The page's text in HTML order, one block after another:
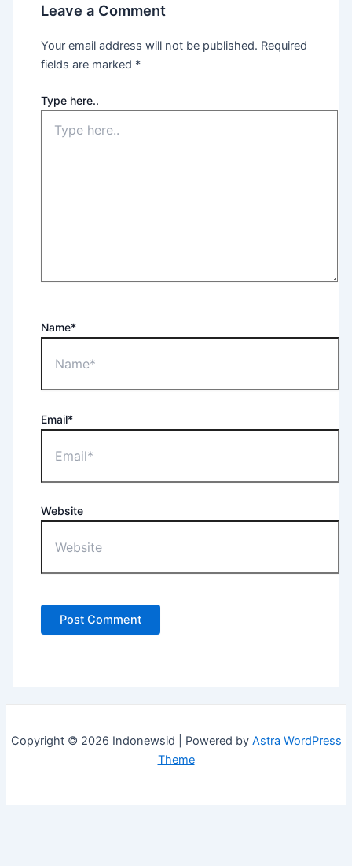
Leave a Comment
Your email address will not be published. Required
fields are marked *
Type here..
Name*
Email*
Website
Copyright © 2026 Indonewsid | Powered by Astra WordPress
Theme